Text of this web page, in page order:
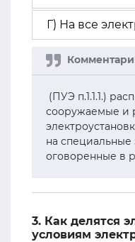
Г) На все
(ПУЭ п.1.1.1.)
сооружаемые и
на специальные
оговоренные в
3. Как делятся
условиям